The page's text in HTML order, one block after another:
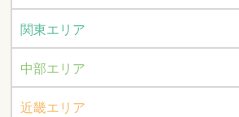
関東エリア
中部エリア
近畿エリア